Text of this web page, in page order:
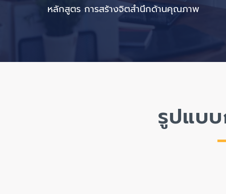
หลักสูตร การสร้างจิตสำนึกด้านคุณภาพ
รูปแบ